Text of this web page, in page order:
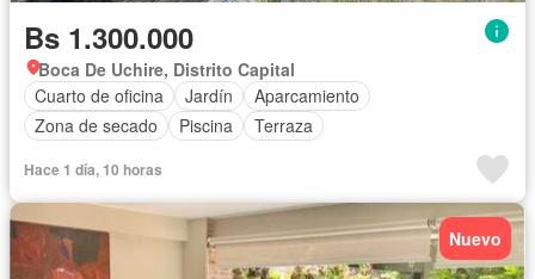
Bs 1.300.000
Boca De Uchire, Distrito Capital
Cuarto de oficina
Jardín
Aparcamiento
Zona de secado
Piscina Terraza
Hace 1 día, 10 horas
Nuevo